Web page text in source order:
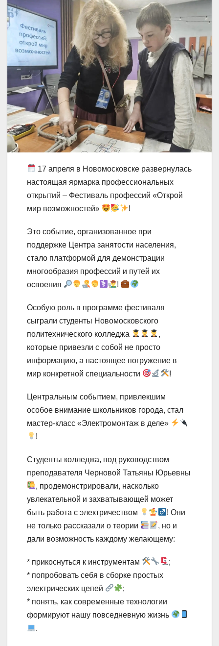
17 апреля в Новомосковске развернулась
настоящая ярмарка профессиональных
открытий – Фестиваль профессий «Открой
мир возможностей»
!
Это событие, организованное при
поддержке Центра занятости населения,
стало платформой для демонстрации
многообразия профессий и путей их
освоения
!
Особую роль в программе фестиваля
сыграли студенты Новомосковского
политехнического колледжа
,
которые привезли с собой не просто
информацию, а настоящее погружение в
мир конкретной специальности
!
Центральным событием, привлекшим
особое внимание школьников города, стал
мастер-класс «Электромонтаж в деле»
!
Студенты колледжа, под руководством
преподавателя Черновой Татьяны Юрьевны
, продемонстрировали, насколько
увлекательной и захватывающей может
быть работа с электричеством
! Они
не только рассказали о теории
, но и
дали возможность каждому желающему:
* прикоснуться к инструментам
;
* попробовать себя в сборке простых
электрических цепей
;
* понять, как современные технологии
формируют нашу повседневную жизнь
.